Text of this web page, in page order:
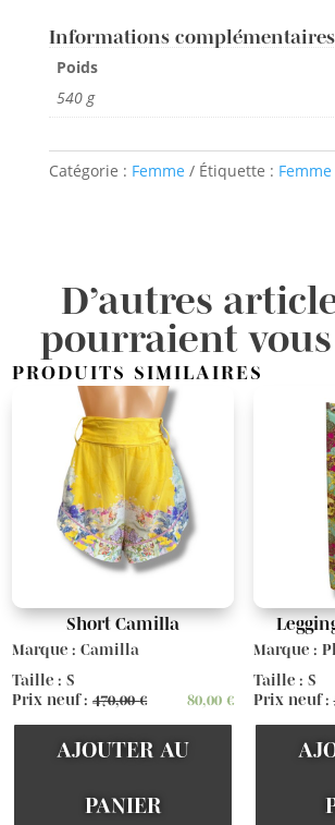
Informations complémentaires
Poids
540 g
Catégorie : Femme Étiquette : Femme
D’autres
pourraient
PRODUITS SIMILAIRES
Short Camilla
Marque : Camilla
Taille : S
Prix neuf :470,00€ 80,00€
AJOUTER AU
PANIER
Marque :
Taille : S
Prix neuf :